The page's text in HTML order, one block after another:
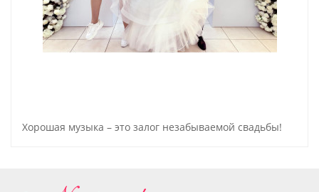
Хорошая музыка – это залог незабываемой свадьбы!